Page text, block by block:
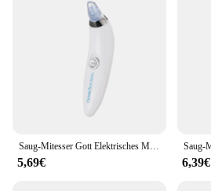
Saug-Mitesser Gott Elektrisches Mitesser-Instrument Go Mitesser Gesicht Porenreinigung Schönheitsinstrument
5,69€ 6,39€